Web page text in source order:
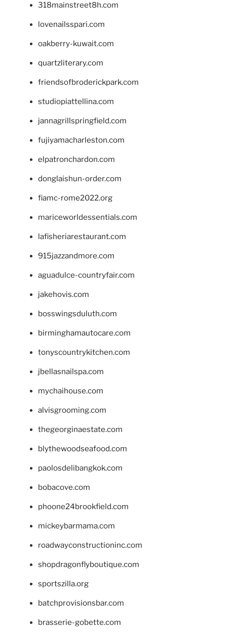
318mainstreet8h.com
lovenailsspari.com
oakberry-kuwait.com
quartzliterary.com
friendsofbroderickpark.com
studiopiattellina.com
jannagrillspringfield.com
fujiyamacharleston.com
elpatronchardon.com
donglaishun-order.com
fiamc-rome2022.org
mariceworldessentials.com
lafisheriarestaurant.com
915jazzandmore.com
aguadulce-countryfair.com
jakehovis.com
bosswingsduluth.com
birminghamautocare.com
tonyscountrykitchen.com
jbellasnailspa.com
mychaihouse.com
alvisgrooming.com
thegeorginaestate.com
blythewoodseafood.com
paolosdelibangkok.com
bobacove.com
phoone24brookfield.com
mickeybarmama.com
roadwayconstructioninc.com
shopdragonflyboutique.com
sportszilla.org
batchprovisionsbar.com
brasserie-gobette.com